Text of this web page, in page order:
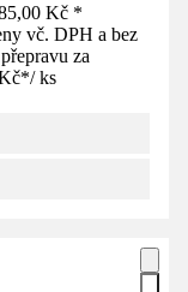
Kč *
vč. DPH a bez
za
*/ ks